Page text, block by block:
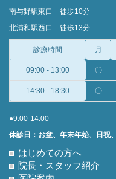
南与野駅東口 徒歩10分
北浦和駅西口 徒歩13分
診療時間 月
09:00 - 13:00 〇
14:30 - 18:30 〇
●9:00-14:00
休診日：お盆、年末年始、日祝
はじめての方へ
院長・スタッフ紹介